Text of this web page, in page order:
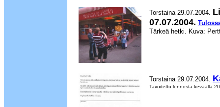
Torstaina 29.07.2004.
07.07.2004.
Tärkeä hetki. Kuva:
Torstaina 29.07.2004.
Tavoitettu lennosta keväällä